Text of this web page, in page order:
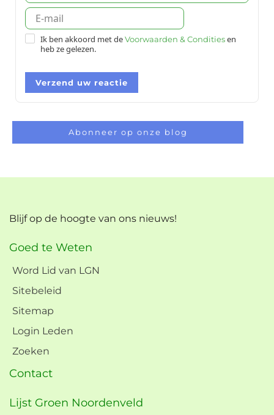
Ik ben akkoord met deVoorwaarden & Conditiesen
heb ze gelezen.
Verzend uw reactie
Abonneer op onze blog
Blijf op de hoogte van ons nieuws!
Goed te Weten
Word Lid van LGN
Sitebeleid
Sitemap
Login Leden
Zoeken
Contact
Lijst Groen Noordenveld